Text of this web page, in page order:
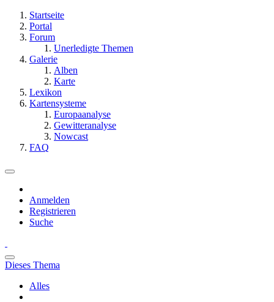
Startseite
Portal
Forum
Unerledigte Themen
Galerie
Alben
Karte
Lexikon
Kartensysteme
Europaanalyse
Gewitteranalyse
Nowcast
FAQ
Anmelden
Registrieren
Suche
Dieses Thema
Alles